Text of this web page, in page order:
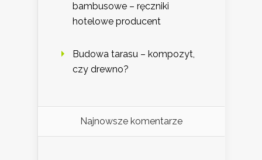
bambusowe – ręczniki
hotelowe producent
Budowa tarasu – kompozyt,
czy drewno?
Najnowsze komentarze